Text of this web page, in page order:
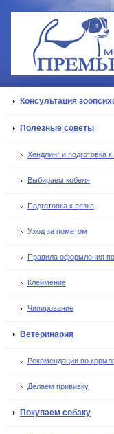
Консультация
Полезные советы
Хендлинг и подготовка
Выбираем кобеля
Подготовка к вязке
Уход за пометом
Правила оформления
Клеймение
Чипирование
Ветеринария
Рекомендации по
Делаем прививку
Покупаем собаку